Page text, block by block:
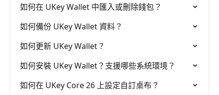
如何在 UKey Wallet 中匯入或刪除錢包？
如何備份 UKey Wallet 資料？
如何更新 UKey Wallet？
如何安裝 UKey Wallet？支援哪些系統環境？
如何在 UKey Core 26 上設定自訂桌布？